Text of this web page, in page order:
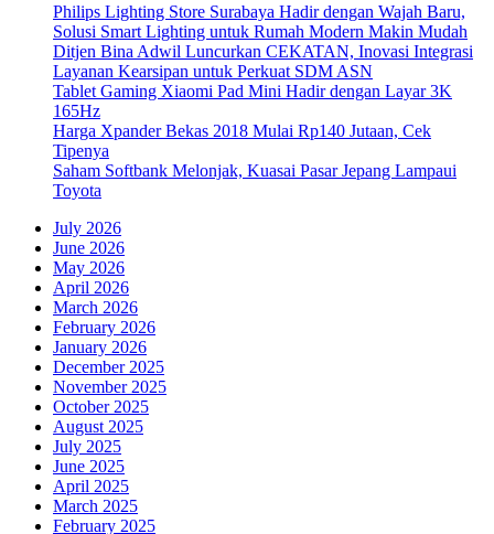
Philips Lighting Store Surabaya Hadir dengan Wajah Baru,
Solusi Smart Lighting untuk Rumah Modern Makin Mudah
Ditjen Bina Adwil Luncurkan CEKATAN, Inovasi Integrasi
Layanan Kearsipan untuk Perkuat SDM ASN
Tablet Gaming Xiaomi Pad Mini Hadir dengan Layar 3K
165Hz
Harga Xpander Bekas 2018 Mulai Rp140 Jutaan, Cek
Tipenya
Saham Softbank Melonjak, Kuasai Pasar Jepang Lampaui
Toyota
July 2026
June 2026
May 2026
April 2026
March 2026
February 2026
January 2026
December 2025
November 2025
October 2025
August 2025
July 2025
June 2025
April 2025
March 2025
February 2025